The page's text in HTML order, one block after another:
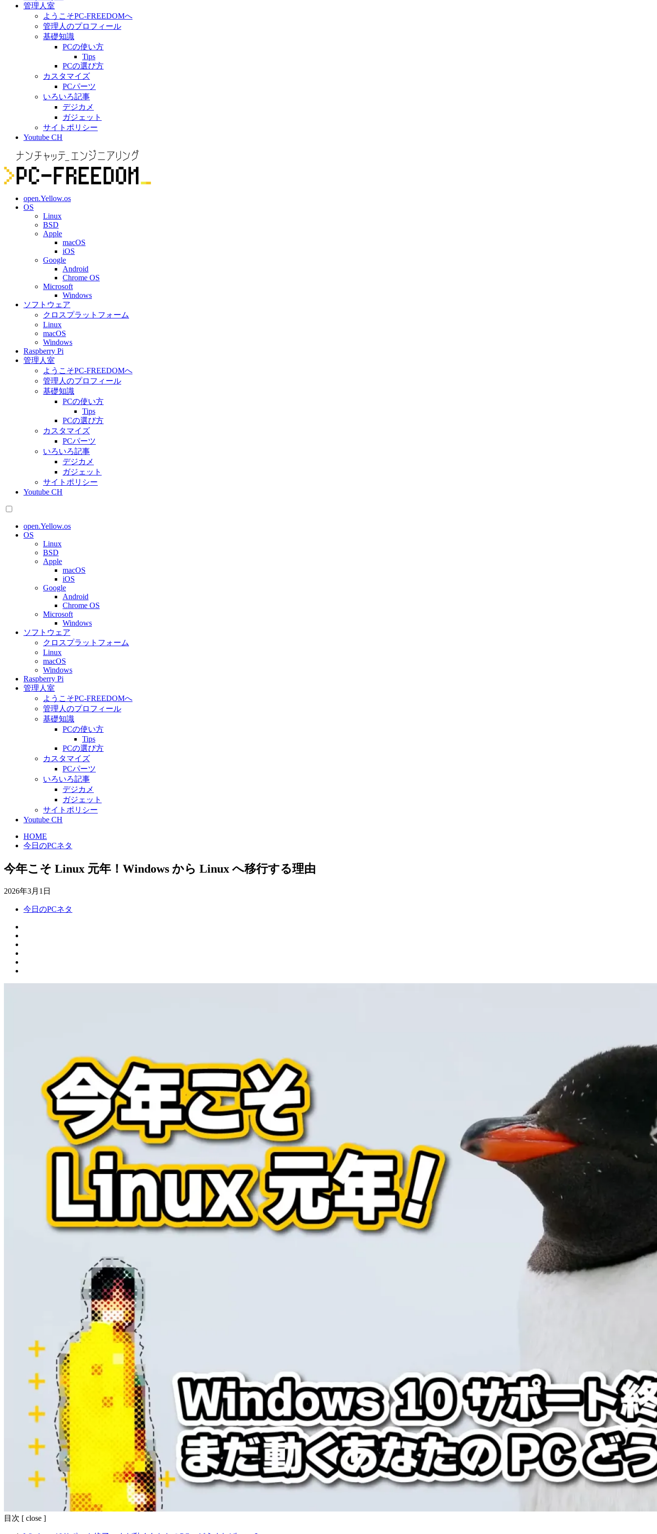
管理人室
ようこそPC-FREEDOMへ
管理人のプロフィール
基礎知識
PCの使い方
Tips
PCの選び方
カスタマイズ
PCパーツ
いろいろ記事
デジカメ
ガジェット
サイトポリシー
Youtube CH
open.Yellow.os
OS
Linux
BSD
Apple
macOS
iOS
Google
Android
Chrome OS
Microsoft
Windows
ソフトウェア
クロスプラットフォーム
Linux
macOS
Windows
Raspberry Pi
管理人室
ようこそPC-FREEDOMへ
管理人のプロフィール
基礎知識
PCの使い方
Tips
PCの選び方
カスタマイズ
PCパーツ
いろいろ記事
デジカメ
ガジェット
サイトポリシー
Youtube CH
open.Yellow.os
OS
Linux
BSD
Apple
macOS
iOS
Google
Android
Chrome OS
Microsoft
Windows
ソフトウェア
クロスプラットフォーム
Linux
macOS
Windows
Raspberry Pi
管理人室
ようこそPC-FREEDOMへ
管理人のプロフィール
基礎知識
PCの使い方
Tips
PCの選び方
カスタマイズ
PCパーツ
いろいろ記事
デジカメ
ガジェット
サイトポリシー
Youtube CH
HOME
今日のPCネタ
今年こそ Linux 元年！Windows から Linux へ移行する理由
2026年3月1日
今日のPCネタ
目次 [ close ]